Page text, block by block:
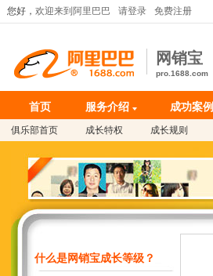
您好， 欢迎来到阿里巴巴 请登录 免费注册
网销宝
pro.1688.com
首页 服务介绍 成功案例
俱乐部首页 成长特权 成长规则
什么是网销宝成长等级？